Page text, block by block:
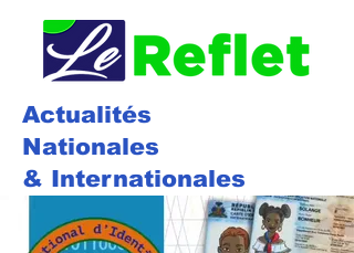
Actualités
Nationales
& Internationales